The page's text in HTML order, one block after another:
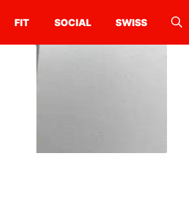
FIT SOCIAL SWISS